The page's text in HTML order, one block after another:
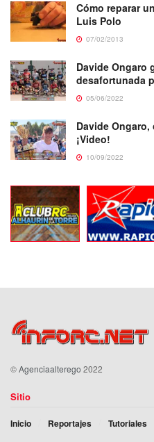
Cómo reparar
Luis Polo
07/02/2013
Davide Ongaro
desafortunada
05/06/2022
Davide
¡Video!
10/09/2022
©Agenciaalterego 2022
Sitio
Inicio Reportajes Tutoriales